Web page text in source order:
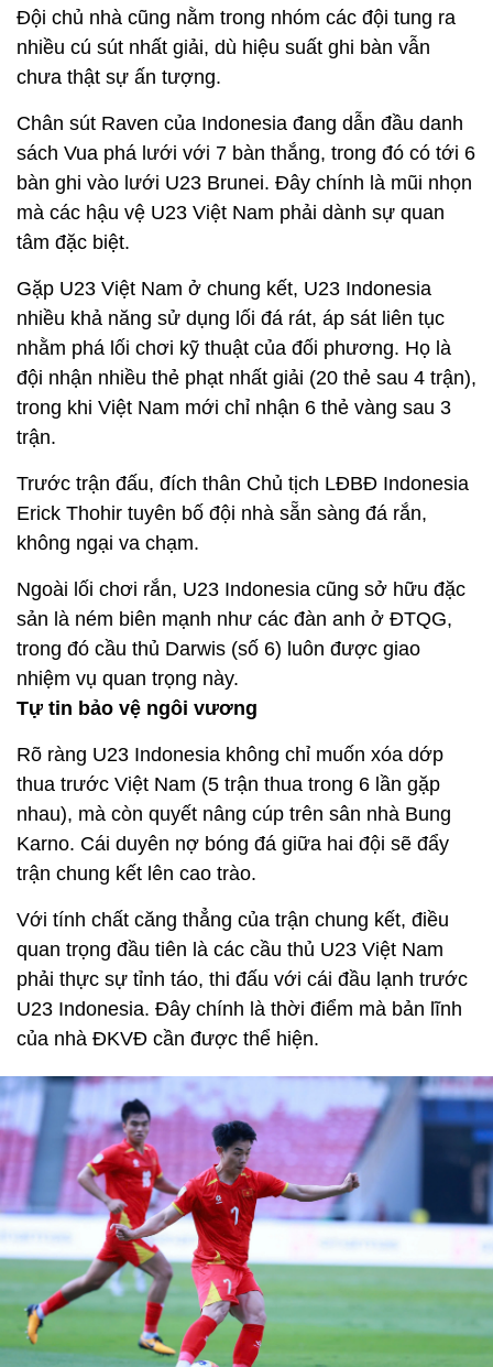
Đội chủ nhà cũng nằm trong nhóm các đội tung ra
nhiều cú sút nhất giải, dù hiệu suất ghi bàn vẫn
chưa thật sự ấn tượng.
Chân sút Raven của Indonesia đang dẫn đầu danh
sách Vua phá lưới với 7 bàn thắng, trong đó có tới 6
bàn ghi vào lưới U23 Brunei. Đây chính là mũi nhọn
mà các hậu vệ U23 Việt Nam phải dành sự quan
tâm đặc biệt.
Gặp U23 Việt Nam ở chung kết, U23 Indonesia
nhiều khả năng sử dụng lối đá rát, áp sát liên tục
nhằm phá lối chơi kỹ thuật của đối phương. Họ là
đội nhận nhiều thẻ phạt nhất giải (20 thẻ sau 4 trận),
trong khi Việt Nam mới chỉ nhận 6 thẻ vàng sau 3
trận.
Trước trận đấu, đích thân Chủ tịch LĐBĐ Indonesia
Erick Thohir tuyên bố đội nhà sẵn sàng đá rắn,
không ngại va chạm.
Ngoài lối chơi rắn, U23 Indonesia cũng sở hữu đặc
sản là ném biên mạnh như các đàn anh ở ĐTQG,
trong đó cầu thủ Darwis (số 6) luôn được giao
nhiệm vụ quan trọng này.
Tự tin bảo vệ ngôi vương
Rõ ràng U23 Indonesia không chỉ muốn xóa dớp
thua trước Việt Nam (5 trận thua trong 6 lần gặp
nhau), mà còn quyết nâng cúp trên sân nhà Bung
Karno. Cái duyên nợ bóng đá giữa hai đội sẽ đẩy
trận chung kết lên cao trào.
Với tính chất căng thẳng của trận chung kết, điều
quan trọng đầu tiên là các cầu thủ U23 Việt Nam
phải thực sự tỉnh táo, thi đấu với cái đầu lạnh trước
U23 Indonesia. Đây chính là thời điểm mà bản lĩnh
của nhà ĐKVĐ cần được thể hiện.